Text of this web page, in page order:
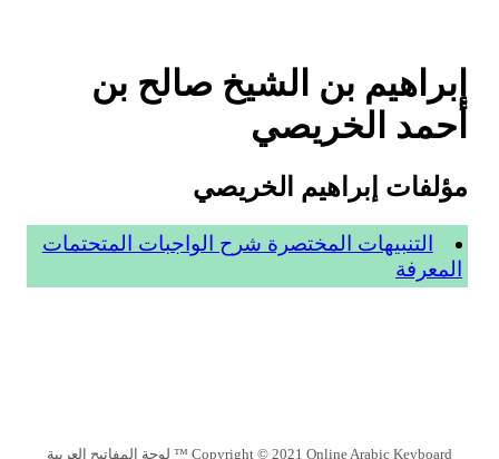
إبراهيم بن الشيخ صالح بن
أحمد الخريصي
مؤلفات إبراهيم الخريصي
التنبيهات المختصرة شرح الواجبات المتحتمات
المعرفة
Copyright © 2021 Online Arabic Keyboard ™ لوحة المفاتيح العربية